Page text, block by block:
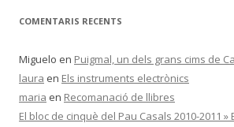
COMENTARIS RECENTS
Miguelo en Puigmal, un dels grans cims de
laura en Els instruments electrònics
maria en Recomanació de llibres
El bloc de cinquè del Pau Casals 2010-2011 »